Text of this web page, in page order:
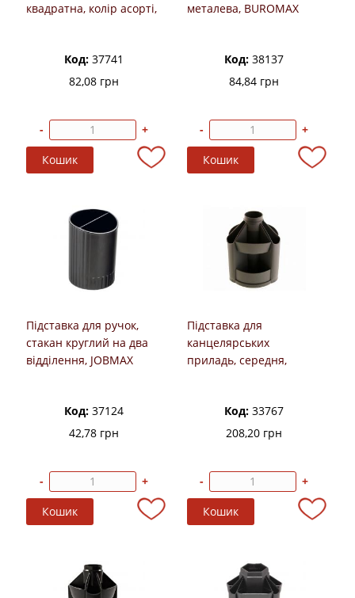
квадратна, колір асорті,
Код: 37741
82,08 грн
- +
металева, BUROMAX
Код:38137
84,84 грн
- +
Підставка для ручок,
стакан круглий на два
відділення, JOBMAX
Код: 37124
42,78 грн
- +
Підставка для
канцелярських
приладь, середня,
Код:33767
208,20 грн
- +